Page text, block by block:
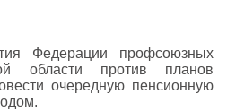
Федерации профсоюзных
области против планов
очередную пенсионную